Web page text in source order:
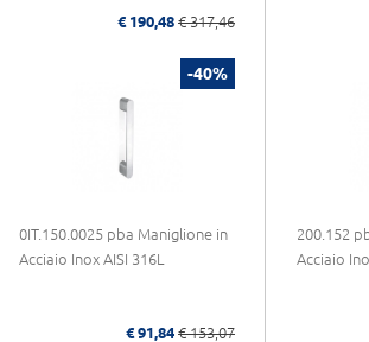
€ 190,48 € 317,46
-40%
0IT.150.0025 pba Maniglione in
Acciaio Inox AISI 316L
€ 91,84 € 153,07
200.152
Acciaio